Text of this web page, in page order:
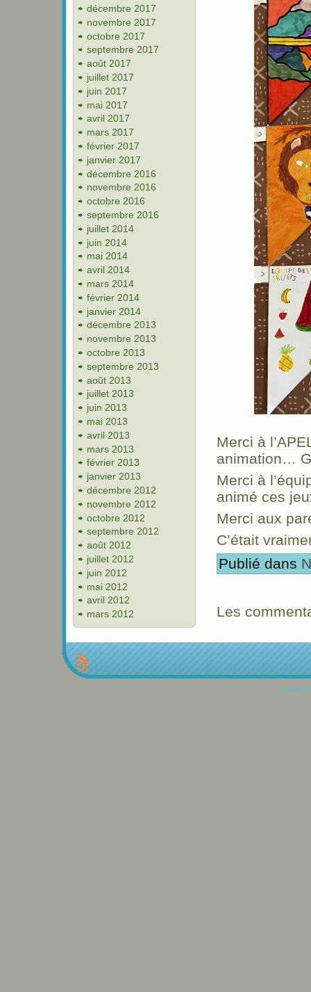
décembre 2017
novembre 2017
octobre 2017
septembre 2017
août 2017
juillet 2017
juin 2017
mai 2017
avril 2017
mars 2017
février 2017
janvier 2017
décembre 2016
novembre 2016
octobre 2016
septembre 2016
juillet 2014
juin 2014
mai 2014
avril 2014
mars 2014
février 2014
janvier 2014
décembre 2013
novembre 2013
octobre 2013
septembre 2013
août 2013
juillet 2013
juin 2013
mai 2013
avril 2013
mars 2013
février 2013
janvier 2013
décembre 2012
novembre 2012
octobre 2012
septembre 2012
août 2012
juillet 2012
juin 2012
mai 2012
avril 2012
mars 2012
Merci à
animation…
Merci à
animé ces
Merci aux
C’était
Publié dans
Les